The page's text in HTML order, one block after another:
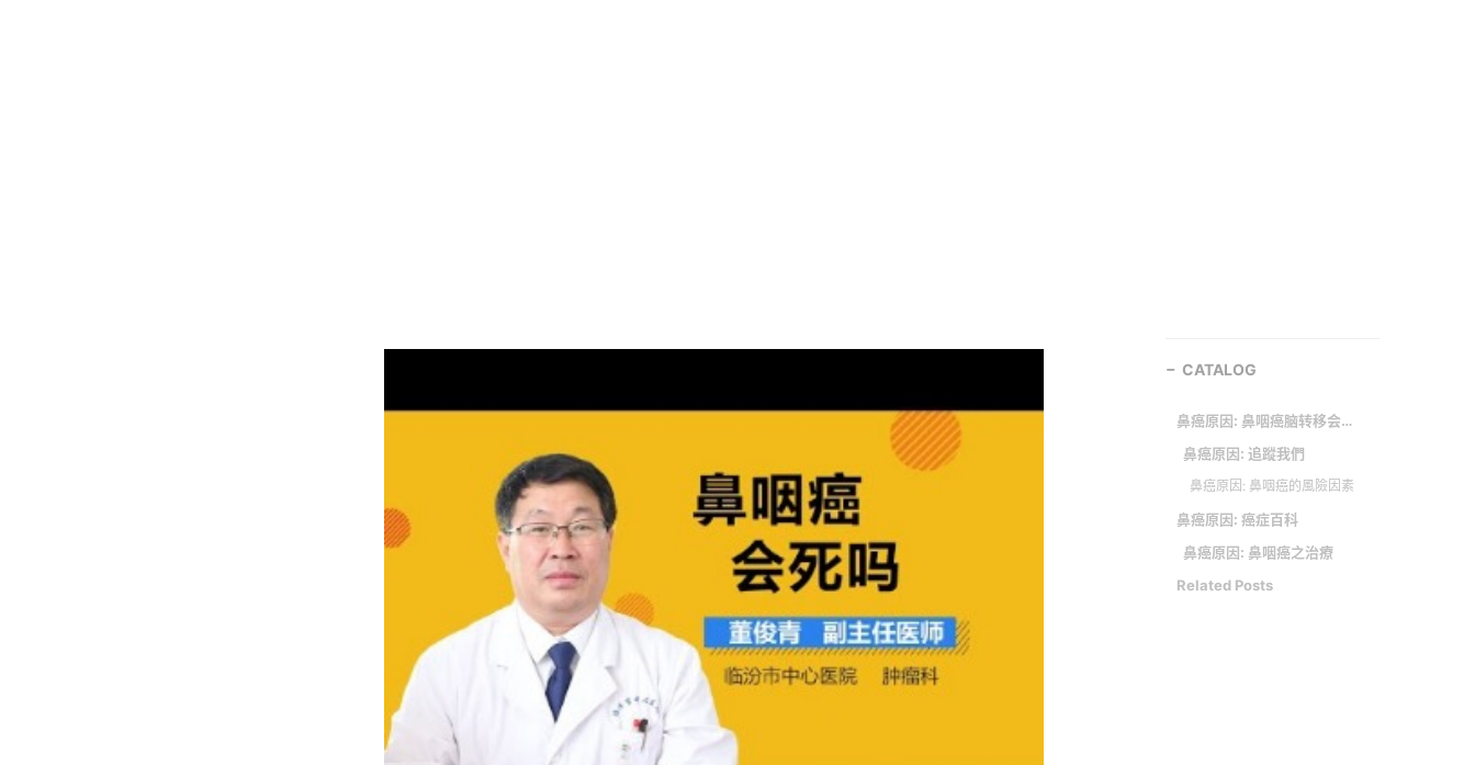
CATALOG
鼻癌原因: 鼻咽癌脑转移会大小便失禁吗
鼻癌原因: 追蹤我們
鼻癌原因: 鼻咽癌的風險因素
鼻癌原因: 癌症百科
鼻癌原因: 鼻咽癌之治療
Related Posts